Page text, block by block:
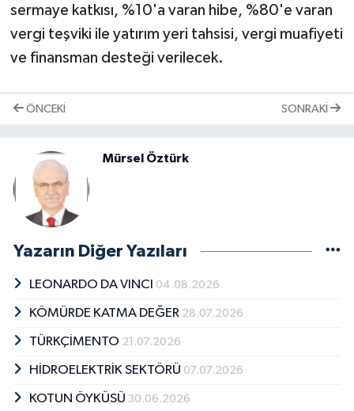
sermaye katkısı, %10'a varan hibe, %80'e varan
vergi teşviki ile yatırım yeri tahsisi, vergi muafiyeti
ve finansman desteği verilecek.
ÖNCEKI SONRAKI
Mürsel Öztürk
Yazarın Diğer Yazıları
LEONARDO DA VINCI 04.08.2026
KÖMÜRDE KATMA DEĞER 28.07.2026
TÜRKÇİMENTO 21.07.2026
HİDROELEKTRİK SEKTÖRÜ 07.07.2026
KOTUN ÖYKÜSÜ 30.06.2026